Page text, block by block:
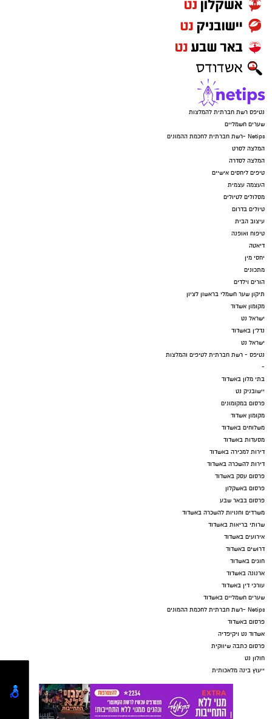
נטיפס רשת חברתית להמלצות
שערים חשמליים
Netips -רשת חברתית לחכמת ההמונים
המלצה לסרט
המלצה לסדרה
טיפים ליחסים אישיים
העצמה עצמית
מסלולים לטיולים
טיולים בדרום
עיצוב הבית
טיפוח ואופנה
דיאטה
יחסי מין
מתכונים
הורים וילדים
תיקון שער חשמלי בראשון לציון
מקומון אשדוד
ישראל נט
נדל"ן באשדוד
ישראל נט
נטיפס - רשת חברתית לטיפים והמלצות
-
בתי מלון באשדוד
יישובניק נט
פרסום במקומונים
מקומון אשדוד
משלוחים באשדוד
מסעדות באשדוד
דירות למכירה באשדוד
דירות להשכרה באשדוד
פרסום עסק באשדוד
פרסום באשקלון
פרסום בבאר שבע
משרדים וחנויות להשכרה באשדוד
שרותי בריאות באשדוד
אירועים באשדוד
דרושים באשדוד
חוגים באשדוד
ארנונה באשדוד
עורכי דין באשדוד
שערים חשמליים באשדוד
Netips -רשת חברתית לחכמת ההמונים
פרסום באשדוד
אשדוד נט ויקיפדיה
פרסום כתבה שיווקית
חולון נט
ייעוץ בינה מלאכותית